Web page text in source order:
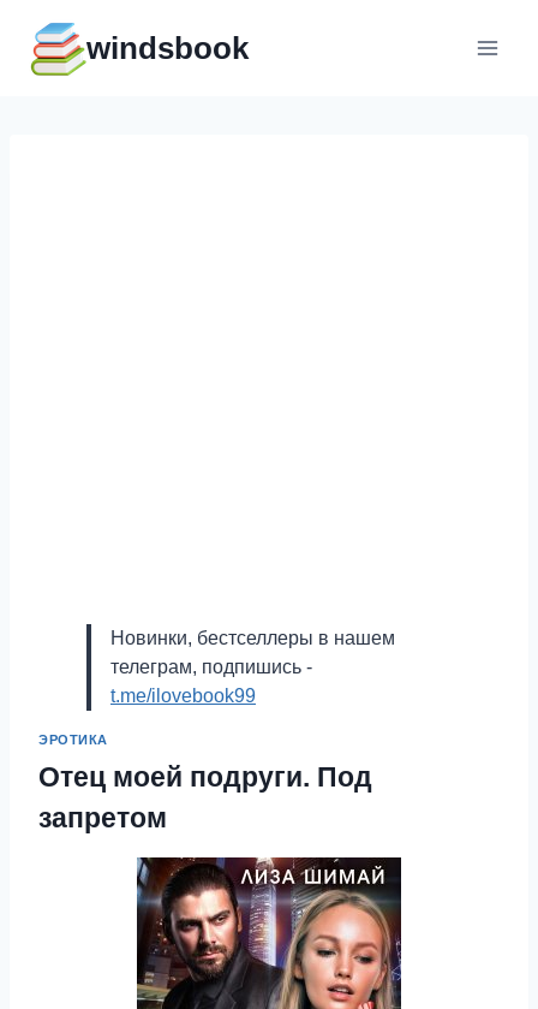
содержимому
windsbook
Новинки, бестселлеры в нашем
телеграм, подпишись -
t.me/ilovebook99
ЭРОТИКА
Отец моей подруги. Под
запретом